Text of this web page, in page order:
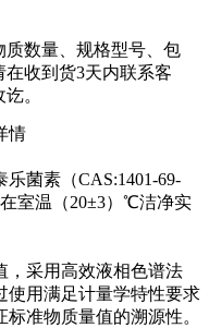
数量、规格型号、包
收到货3天内联系客
。
情
菌素（CAS:1401-69-
室温（20±3）℃洁净实
，采用高效液相色谱法
使用满足计量学特性要求
准物质量值的溯源性。